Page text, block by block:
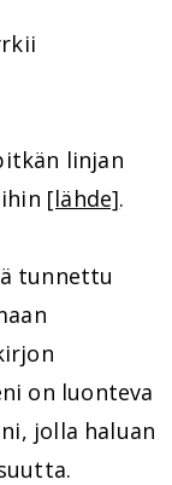
linjan
[lähde].
tunnettu
on luonteva
jolla haluan